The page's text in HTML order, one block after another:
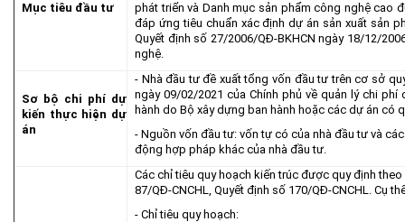
Mục tiêu đầu tư
phát triển và Danh mục sản phẩm công nghệ cao
đáp ứng tiêu chuẩn xác định dự án sản xuất sản
Quyết định số 27/2006/QĐ-BKHCN ngày 18/12/
nghệ.
Sơ bộ chi phí dự
kiến thực hiện dự
án
- Nhà đầu tư đề xuất tổng vốn đầu tư trên cơ sở
ngày 09/02/2021 của Chính phủ về quản lý chi
hành do Bộ xây dựng ban hành hoặc các dự án có
- Nguồn vốn đầu tư: vốn tự có của nhà đầu tư và
động hợp pháp khác của nhà đầu tư.
Các chỉ tiêu quy hoạch kiến trúc được quy định
87/QĐ-CNCHL, Quyết định số 170/QĐ-CNCHL. Cụ
- Chỉ tiêu quy hoạch: